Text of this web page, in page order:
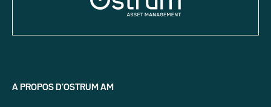
A PROPOS D’OSTRUM AM